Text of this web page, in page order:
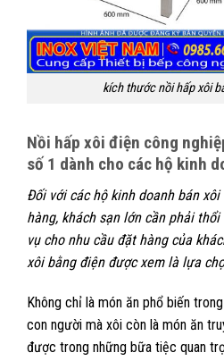
kích thước nồi hấp xôi
Nồi hấp xôi điện công
số 1 dành cho các hộ kinh
Đối với các hộ kinh doanh bán
hàng, khách sạn lớn cần phải
vụ cho nhu cầu đặt hàng của
xôi bằng điện được xem là lựa
Không chỉ là món ăn phổ biến
con người mà xôi còn là món ăn
được trong những bữa tiệc quan